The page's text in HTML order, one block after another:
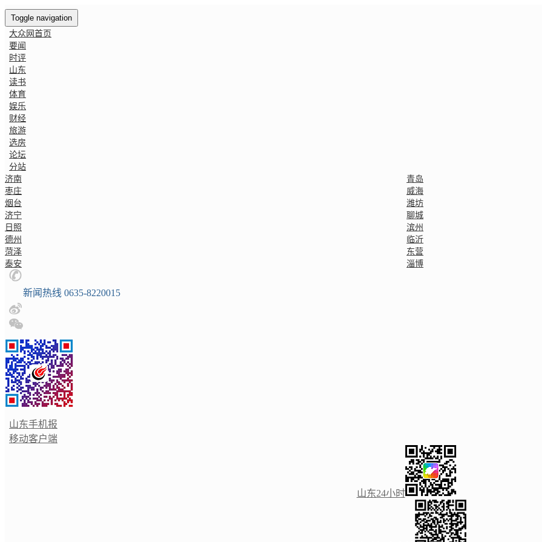
Toggle navigation
大众网首页
要闻
时评
山东
读书
体育
娱乐
财经
旅游
选房
论坛
分站
济南
青岛
枣庄
威海
烟台
潍坊
济宁
聊城
日照
滨州
德州
临沂
菏泽
东营
泰安
淄博
新闻热线 0635-8220015
山东手机报
移动客户端
山东24小时